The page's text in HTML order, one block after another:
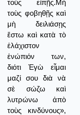
τοὺς εἰπῇς.Μὴ
τοὺς φοβηθῇς καὶ
μὴ δειλιάσῃς
ἔστω καὶ κατὰ τὸ
ἐλάχιστον
ἐνώπιόν των,
διότι Ἐγὼ εἶμαι
μαζί σου διὰ νὰ
σὲ σώζω καὶ
λυτρώνω ἀπὸ
τοὺς κινδύνους»,